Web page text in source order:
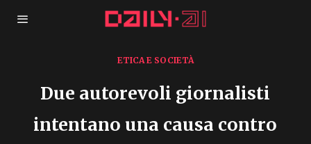
ETICA E SOCIETÀ
Due autorevoli giornalisti
intentano una causa contro